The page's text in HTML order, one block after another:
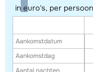
Deze kaart geeft een indicatie
exacte locatie kan enigszins
in euro's, per
Aankomstdatum
Aankomstdag